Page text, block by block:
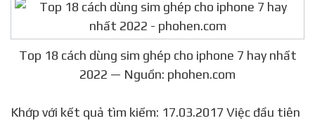
Top 18 cách dùng sim ghép cho iphone 7 hay nhất
2022 — Nguồn: phohen.com
Khớp với kết quả tìm kiếm: 17.03.2017 Việc đầu tiên